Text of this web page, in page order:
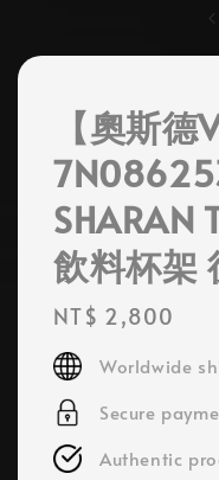
【奧斯德
SHARAN
飲料杯
Regular
price
NT$ 2,800
Worldwide
Secure
Authentic